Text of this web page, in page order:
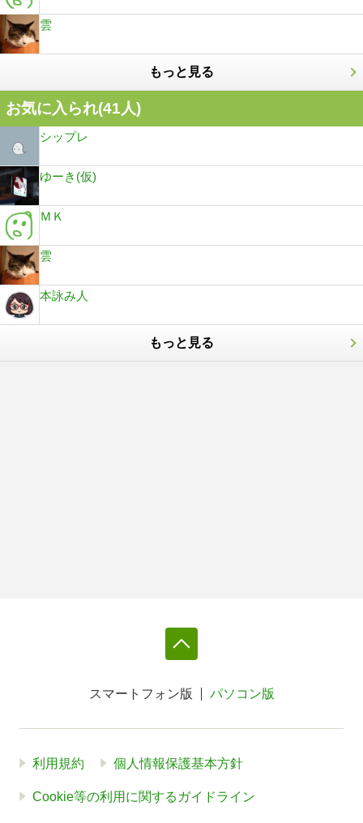
雲
もっと見る
お気に入られ(41人)
シップレ
ゆーき(仮)
ＭＫ
雲
本詠み人
もっと見る
スマートフォン版 パソコン版
利用規約 個人情報保護基本方針
Cookie等の利用に関するガイドライン